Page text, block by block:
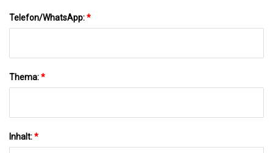
Telefon/WhatsApp:*
Thema:*
Inhalt:*